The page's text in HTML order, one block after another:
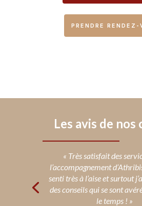
PRENDRE RENDEZ-
Les avis de nos
« Très satisfait des
l’accompagnement
senti très à l’aise et surtout
des conseils qui se sont
le temps ! »